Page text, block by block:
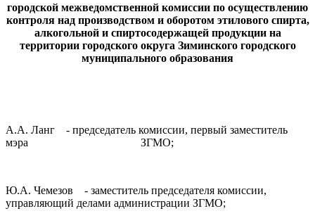
городской межведомственной комиссии по осуществлению
контроля над производством и оборотом этилового спирта,
алкогольной и спиртосодержащей продукции на
территории городского округа Зиминского городского
муниципального образования
А.А. Ланг - председатель комиссии, первый заместитель
мэра ЗГМО;
Ю.А. Чемезов - заместитель председателя комиссии,
управляющий делами администрации ЗГМО;